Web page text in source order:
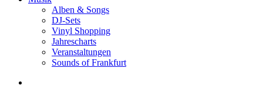
Alben & Songs
DJ-Sets
Vinyl Shopping
Jahrescharts
Veranstaltungen
Sounds of Frankfurt